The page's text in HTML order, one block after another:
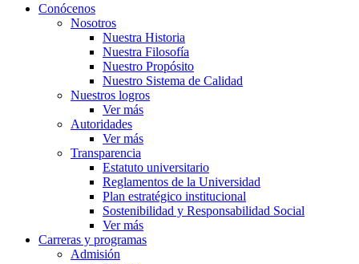
search
Menu
Conócenos
Nosotros
Nuestra Historia
Nuestra Filosofía
Nuestro Propósito
Nuestro Sistema de Calidad
Nuestros logros
Ver más
Autoridades
Ver más
Transparencia
Estatuto universitario
Reglamentos de la Universidad
Plan estratégico institucional
Sostenibilidad y Responsabilidad Social
Ver más
Carreras y programas
Admisión